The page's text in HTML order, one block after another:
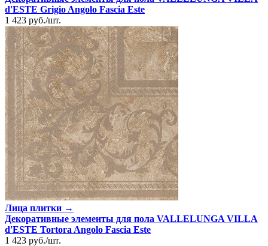
d'ESTE Grigio Angolo Fascia Este
1 423 руб./шт.
Лица плитки →
Декоративные элементы для пола VALLELUNGA VILLA
d'ESTE Tortora Angolo Fascia Este
1 423 руб./шт.